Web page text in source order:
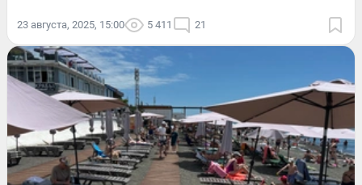
23 августа, 2025, 15:00 5 411 21